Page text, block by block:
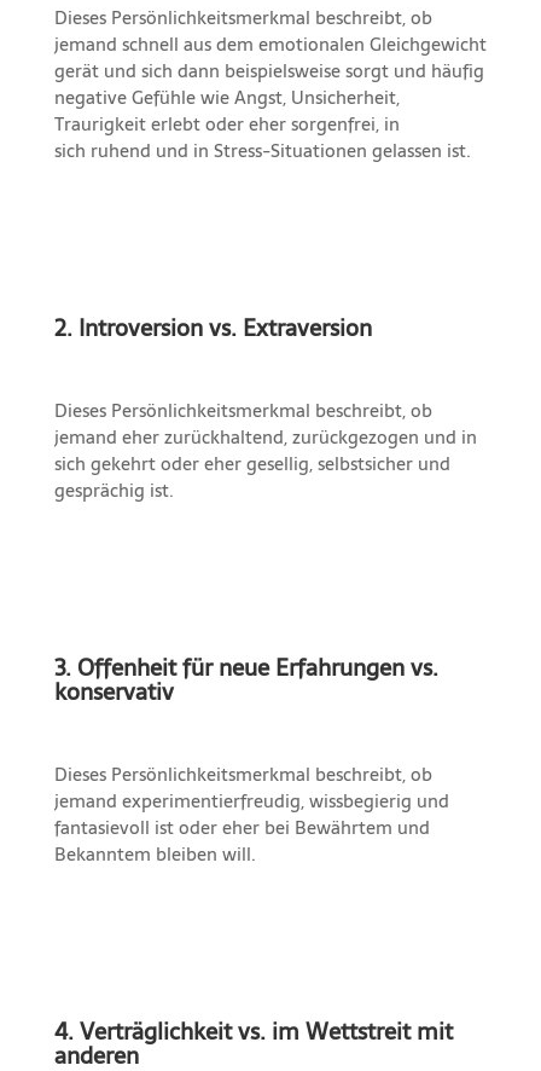
Dieses Persönlichkeitsmerkmal beschreibt, ob
jemand schnell aus dem emotionalen Gleichgewicht
gerät und sich dann beispielsweise sorgt und häufig
negative Gefühle wie Angst, Unsicherheit,
Traurigkeit erlebt oder eher sorgenfrei, in
sich ruhend und in Stress-Situationen gelassen ist.
2. Introversion vs. Extraversion
Dieses Persönlichkeitsmerkmal beschreibt, ob
jemand eher zurückhaltend, zurückgezogen und in
sich gekehrt oder eher gesellig, selbstsicher und
gesprächig ist.
3. Offenheit für neue Erfahrungen vs.
konservativ
Dieses Persönlichkeitsmerkmal beschreibt, ob
jemand experimentierfreudig, wissbegierig und
fantasievoll ist oder eher bei Bewährtem und
Bekanntem bleiben will.
4. Verträglichkeit vs. im Wettstreit mit
anderen